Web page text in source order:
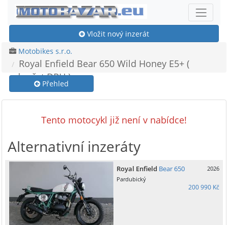
Vložit nový inzerát
Motobikes s.r.o.
Royal Enfield Bear 650 Wild Honey E5+ (
odpočet DPH )
Přehled
Tento motocykl již není v nabídce!
Alternativní inzeráty
Royal Enfield Bear 650
2026
Pardubický
200 990 Kč